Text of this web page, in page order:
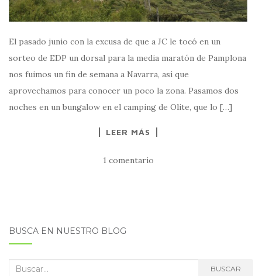
El pasado junio con la excusa de que a JC le tocó en un
sorteo de EDP un dorsal para la media maratón de Pamplona
nos fuimos un fin de semana a Navarra, así que
aprovechamos para conocer un poco la zona. Pasamos dos
noches en un bungalow en el camping de Olite, que lo […]
LEER MÁS
1 comentario
BUSCA EN NUESTRO BLOG
Buscar: BUSCAR